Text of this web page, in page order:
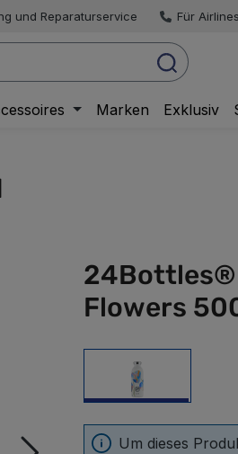
und Reparaturservice Für
Marken Exklusiv
24Bottles®
Flowers
500ml
Um dieses